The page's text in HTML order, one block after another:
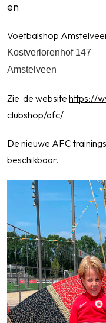
en
Voetbalshop
Kostverlorenhof 147
Amstelveen
Zie de website https://
clubshop/afc/
De nieuwe AFC
beschikbaar.